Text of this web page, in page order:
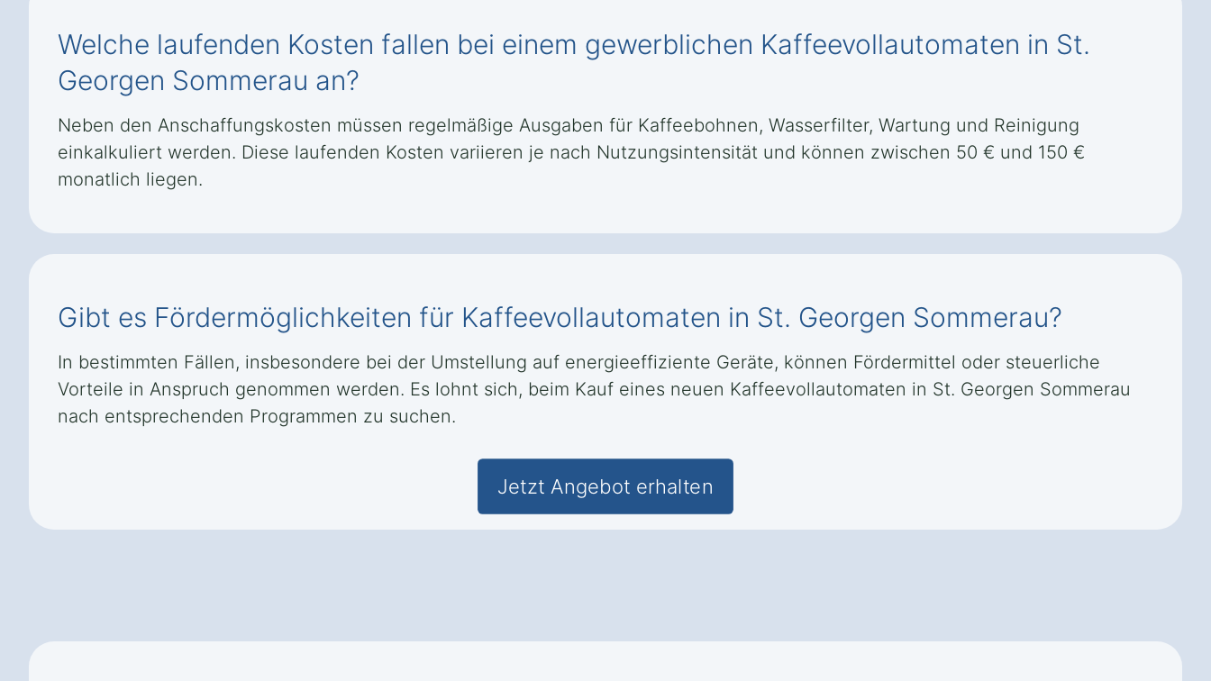
Welche laufenden Kosten fallen bei einem gewerblichen Kaffeevollautomaten in St.
Georgen Sommerau an?
Neben den Anschaffungskosten müssen regelmäßige Ausgaben für Kaffeebohnen, Wasserfilter, Wartung und Reinigung
einkalkuliert werden. Diese laufenden Kosten variieren je nach Nutzungsintensität und können zwischen 50 € und 150 €
monatlich liegen.
Gibt es Fördermöglichkeiten für Kaffeevollautomaten in St. Georgen Sommerau?
In bestimmten Fällen, insbesondere bei der Umstellung auf energieeffiziente Geräte, können Fördermittel oder steuerliche
Vorteile in Anspruch genommen werden. Es lohnt sich, beim Kauf eines neuen Kaffeevollautomaten in St. Georgen Sommerau
nach entsprechenden Programmen zu suchen.
Jetzt Angebot erhalten